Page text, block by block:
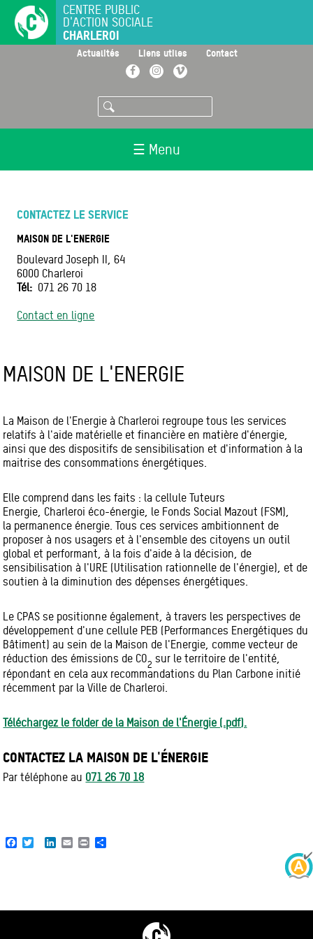
principal
CENTRE PUBLIC
D'ACTION SOCIALE
CHARLEROI
Actualités Liens utiles Contact
FacebookInstagramVimeo
Rechercher
☰ Menu
CONTACTEZ LE SERVICE
MAISON DE L'ENERGIE
Boulevard Joseph II, 64
6000 Charleroi
Tél
071 26 70 18
Contact en ligne
MAISON DE L'ENERGIE
La Maison de l'Energie à Charleroi regroupe tous les services
relatifs à l'aide matérielle et financière en matière d'énergie,
ainsi que des dispositifs de sensibilisation et d'information à la
maitrise des consommations énergétiques.
Elle comprend dans les faits : la cellule Tuteurs
Energie, Charleroi éco-énergie, le Fonds Social Mazout (FSM),
la permanence énergie. Tous ces services ambitionnent de
proposer à nos usagers et à l'ensemble des citoyens un outil
global et performant, à la fois d'aide à la décision, de
sensibilisation à l'URE (Utilisation rationnelle de l'énergie), et de
soutien à la diminution des dépenses énergétiques.
Le CPAS se positionne également, à travers les perspectives de
développement d'une cellule PEB (Performances Energétiques du
Bâtiment) au sein de la Maison de l'Energie, comme vecteur de
réduction des émissions de CO2 sur le territoire de l'entité,
répondant en cela aux recommandations du Plan Carbone initié
récemment par la Ville de Charleroi.
Téléchargez le folder de la Maison de l'Énergie (.pdf).
CONTACTEZ LA MAISON DE L'ÉNERGIE
Par téléphone au 071 26 70 18
Facebook
TwitterLinkedIn
EmailPrint